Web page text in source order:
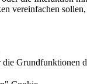
vereinfachen
Grundfunktionen